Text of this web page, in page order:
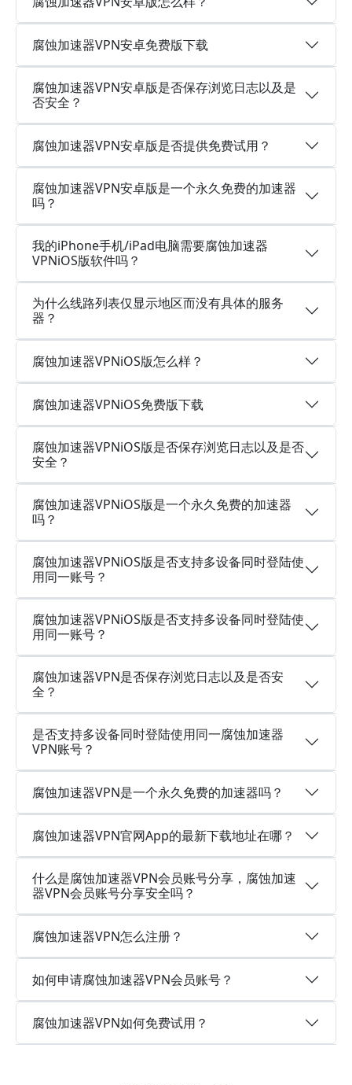
腐蚀加速器VPN安卓免费版下载
腐蚀加速器VPN安卓版是否保存浏览日志以及是
否安全？
腐蚀加速器VPN安卓版是否提供免费试用？
腐蚀加速器VPN安卓版是一个永久免费的加速器
吗？
我的iPhone手机/iPad电脑需要腐蚀加速器
VPNiOS版软件吗？
为什么线路列表仅显示地区而没有具体的服务
器？
腐蚀加速器VPNiOS版怎么样？
腐蚀加速器VPNiOS免费版下载
腐蚀加速器VPNiOS版是否保存浏览日志以及是否
安全？
腐蚀加速器VPNiOS版是一个永久免费的加速器
吗？
腐蚀加速器VPNiOS版是否支持多设备同时登陆使
用同一账号？
腐蚀加速器VPNiOS版是否支持多设备同时登陆使
用同一账号？
腐蚀加速器VPN是否保存浏览日志以及是否安
全？
是否支持多设备同时登陆使用同一腐蚀加速器
VPN账号？
腐蚀加速器VPN是一个永久免费的加速器吗？
腐蚀加速器VPN官网App的最新下载地址在哪？
什么是腐蚀加速器VPN会员账号分享，腐蚀加速
器VPN会员账号分享安全吗？
腐蚀加速器VPN怎么注册？
如何申请腐蚀加速器VPN会员账号？
腐蚀加速器VPN如何免费试用？